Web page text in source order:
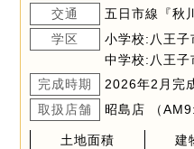
交通
五日市線『秋
学区
小学校:八王
中学校:八王
完成時期
2026年2月完
取扱店舗
昭島店 （
土地面積
建